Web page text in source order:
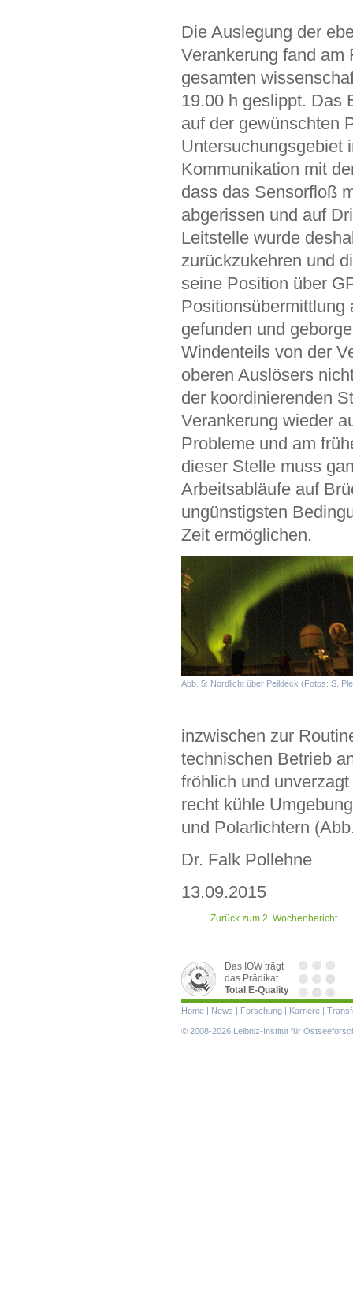
Die Auslegung der
Verankerung fand am
gesamten
19.00 h geslippt. Das
auf der gewünschten
Untersuchungsgebiet
Kommunikation mit
dass das Sensorfloß
abgerissen und auf
Leitstelle wurde
zurückzukehren und
seine Position über
Positionsübermittlung
gefunden und
Windenteils von der
oberen Auslösers
der koordinierenden
Verankerung wieder
Probleme und am
dieser Stelle muss
Arbeitsabläufe auf
ungünstigsten
Zeit ermöglichen.
Abb. 5: Nordlicht über Peildeck (Fotos: S.
inzwischen zur
technischen Betrieb
fröhlich und
recht kühle
und Polarlichtern
Dr. Falk Pollehne
13.09.2015
Zurück zum 2. Wochenbericht
Das IOW trägt
das Prädikat
Total E-Quality
Navigation
Home News Forschung Karriere
© 2008-2026 Leibniz-Institut für